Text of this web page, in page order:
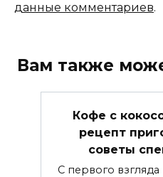
данные комментариев.
Вам также
Кофе с
рецепт
советы
С первого взгляда